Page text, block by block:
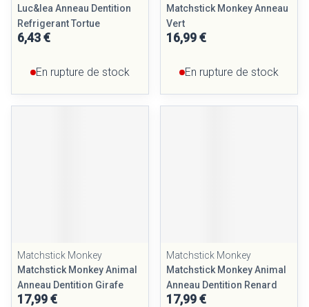
Luc&lea Anneau Dentition
Refrigerant Tortue
6,43 €
En rupture de stock
Matchstick Monkey Anneau
Vert
16,99 €
En rupture de stock
Matchstick Monkey
Matchstick Monkey Animal
Anneau Dentition Girafe
17,99 €
Matchstick Monkey
Matchstick Monkey Animal
Anneau Dentition Renard
17,99 €